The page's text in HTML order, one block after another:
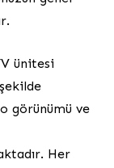
ünitesi
görünümü ve
Her